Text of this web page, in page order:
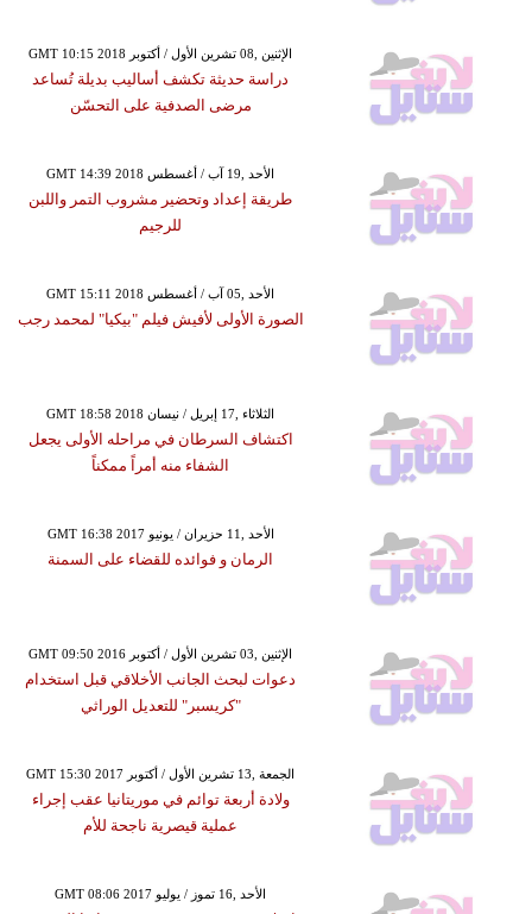
GMT 10:15 2018 الإثنين ,08 تشرين الأول / أكتوبر
دراسة حديثة تكشف أساليب بديلة تُساعد
مرضى الصدفية على التحسّن
GMT 14:39 2018 الأحد ,19 آب / أغسطس
طريقة إعداد وتحضير مشروب التمر واللبن
للرجيم
GMT 15:11 2018 الأحد ,05 آب / أغسطس
الصورة الأولى لأفيش فيلم "بيكيا" لمحمد رجب
GMT 18:58 2018 الثلاثاء ,17 إبريل / نيسان
اكتشاف السرطان في مراحله الأولى يجعل
الشفاء منه أمراً ممكناً
GMT 16:38 2017 الأحد ,11 حزيران / يونيو
الرمان و فوائده للقضاء على السمنة
GMT 09:50 2016 الإثنين ,03 تشرين الأول / أكتوبر
دعوات لبحث الجانب الأخلاقي قبل استخدام
"كريسبر" للتعديل الوراثي
GMT 15:30 2017 الجمعة ,13 تشرين الأول / أكتوبر
ولادة أربعة توائم في موريتانيا عقب إجراء
عملية قيصرية ناجحة للأم
GMT 08:06 2017 الأحد ,16 تموز / يوليو